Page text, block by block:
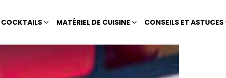
COCKTAILS MATÉRIEL DE CUISINE CONSEILS ET ASTUCES